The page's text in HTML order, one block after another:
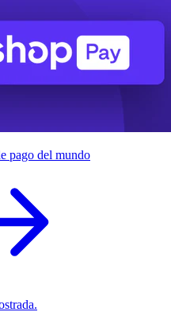
pago del mundo